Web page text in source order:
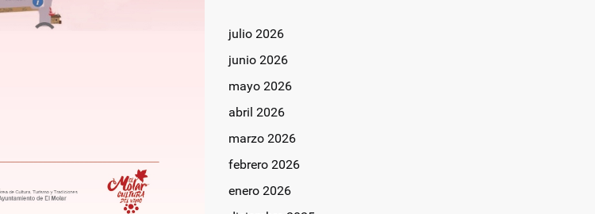
julio 2026
junio 2026
mayo 2026
abril 2026
marzo 2026
febrero 2026
enero 2026